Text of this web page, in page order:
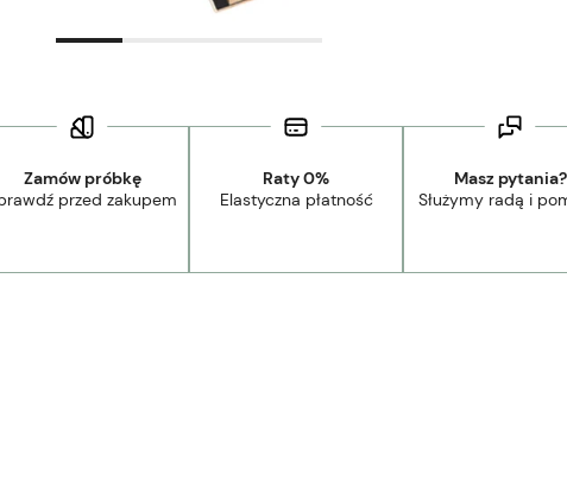
Zamów próbkę
przed zakupem
Raty 0%
Elastyczna płatność
Masz pytania?
Służymy radą i
Ambro/NST 1-3 dni robocze